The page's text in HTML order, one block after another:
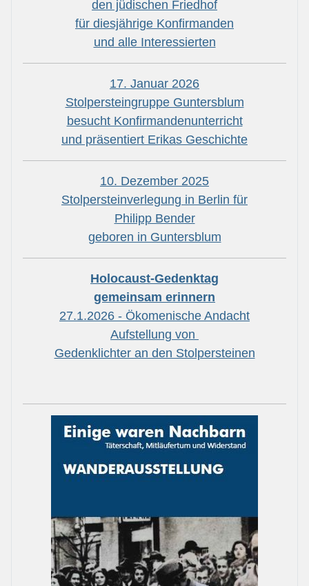
den jüdischen Friedhof
für diesjährige Konfirmanden
und alle Interessierten
17. Januar 2026
Stolpersteingruppe Guntersblum
besucht Konfirmandenunterricht
und präsentiert Erikas Geschichte
10. Dezember 2025
Stolpersteinverlegung in Berlin für
Philipp Bender
geboren in Guntersblum
Holocaust-Gedenktag
gemeinsam erinnern
27.1.2026 - Ökomenische Andacht
Aufstellung von
Gedenklichter an den Stolpersteinen